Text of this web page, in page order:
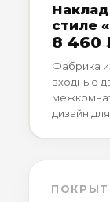
стиле
8 460
Фабрика
входные
дизайн